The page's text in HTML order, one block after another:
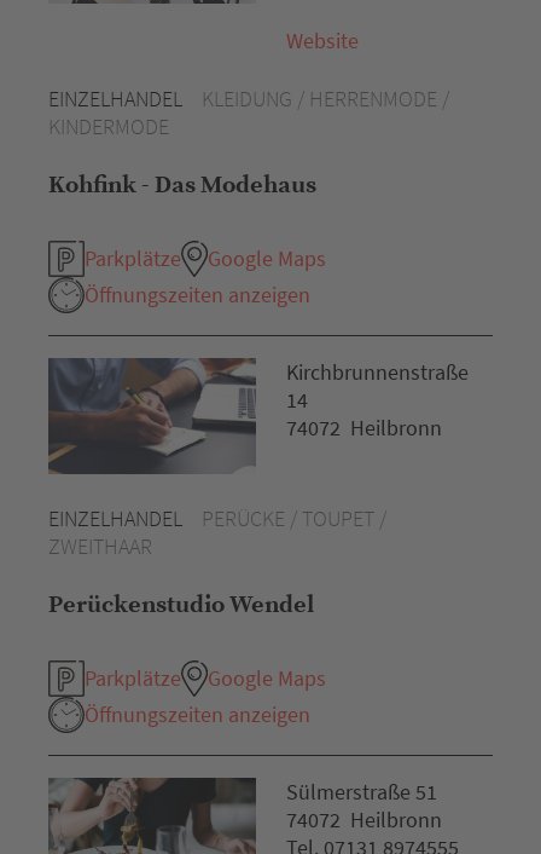
EINZELHANDEL
KLEIDUNG / HERRENMODE /
KINDERMODE
Kohfink - Das Modehaus
Parkplätze
Google Maps
Öffnungszeiten anzeigen
Website
EINZELHANDEL
PERÜCKE / TOUPET /
ZWEITHAAR
Perückenstudio Wendel
Parkplätze
Google Maps
Öffnungszeiten anzeigen
Kirchbrunnenstraße
14
74072 Heilbronn
Sülmerstraße 51
74072 Heilbronn
Tel. 07131 8974555